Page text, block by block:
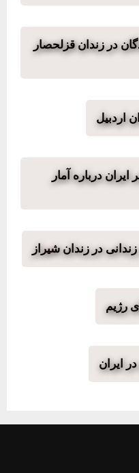
در زندان قزلحصار
اردبیل
درباره آمار
در زندان شیراز
رژیم